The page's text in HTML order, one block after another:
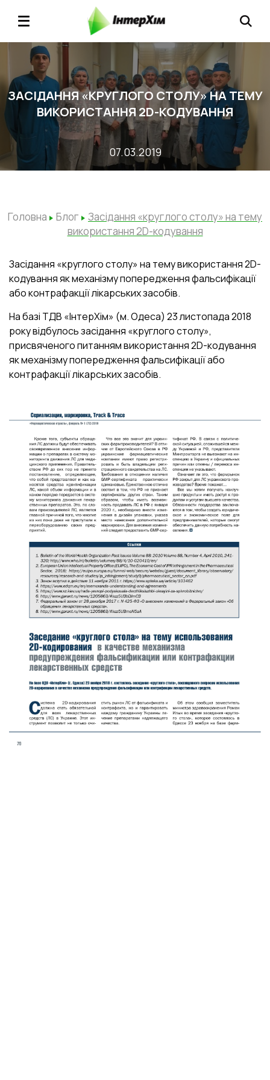
ЗАСІДАННЯ «КРУГЛОГО СТОЛУ» НА ТЕМУ
ВИКОРИСТАННЯ 2D-КОДУВАННЯ
07.03.2019
Головна Блог
Засідання «круглого столу» на тему
використання 2D-кодування
Засідання «круглого столу» на тему використання 2D-
кодування як механізму попередження фальсифікації
або контрафакції лікарських засобів.
На базі ТДВ «ІнтерХім» (м. Одеса) 23 листопада 2018
року відбулось засідання «круглого столу»,
присвяченого питанням використання 2D-кодування
як механізму попередження фальсифікації або
контрафакції лікарських засобів.